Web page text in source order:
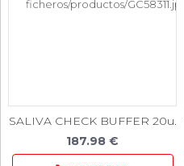
SALIVA CHECK BUFFER 20u.
187.98 €